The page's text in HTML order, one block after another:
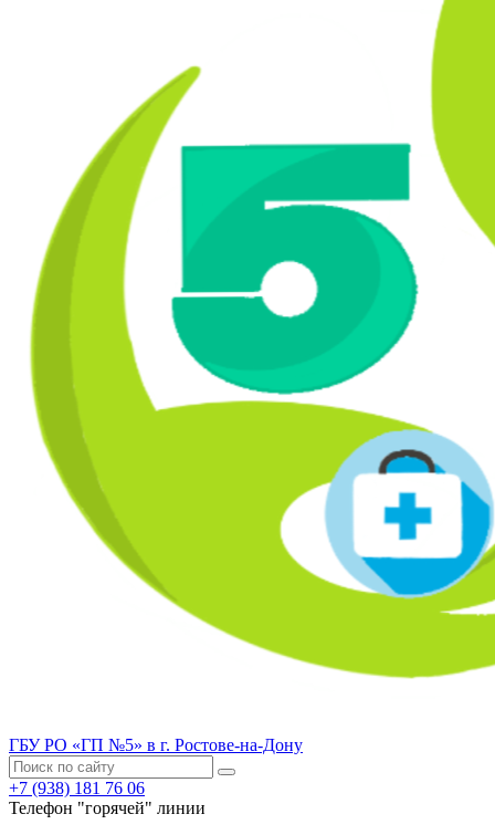
ГБУ РО «ГП №5» в г. Ростове-на-Дону
+7 (938) 181 76 06
Телефон "горячей" линии